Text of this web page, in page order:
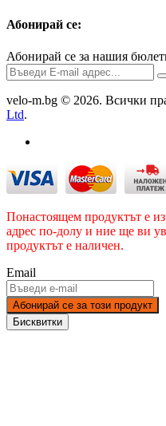
Абонирай се:
Абонирай се за нашия
velo-m.bg © 2026. Всички
Ltd.
Понастоящем продуктът е
адрес по-долу и ние ще ви
продуктът е наличен.
Email
Абонирай се за този продукт
Бисквитки